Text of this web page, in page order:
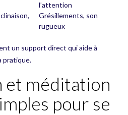
l’attention
Grésillements, son
rugueux
un support direct qui aide à
pratique.
et méditation
pour se